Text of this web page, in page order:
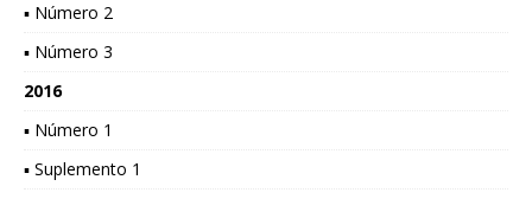
▪ Número 2
▪ Número 3
2016
▪ Número 1
▪ Suplemento 1